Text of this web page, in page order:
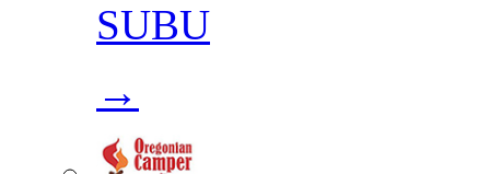
SUBU
→